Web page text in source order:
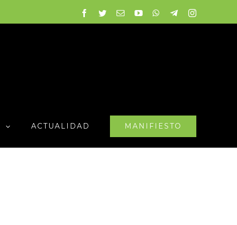
Facebook
TwitterCorreoYouTubeWhatsApp
TelegramInstagram
ACTUALIDAD MANIFIESTO